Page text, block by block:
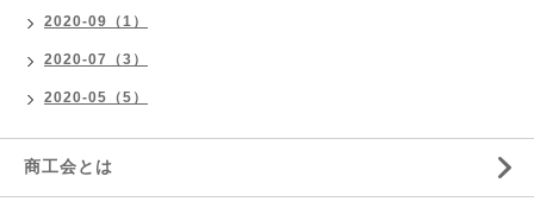
2020-09（1）
2020-07（3）
2020-05（5）
商工会とは